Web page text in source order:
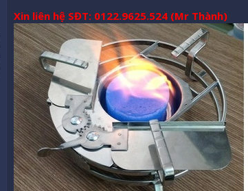
Xin liên hệ SĐT: 0122.9625.524 (Mr Thành)